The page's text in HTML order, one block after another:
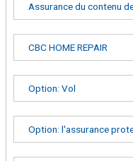
Assurance du contenu
CBC HOME REPAIR
Option: Vol
Option: l'assurance